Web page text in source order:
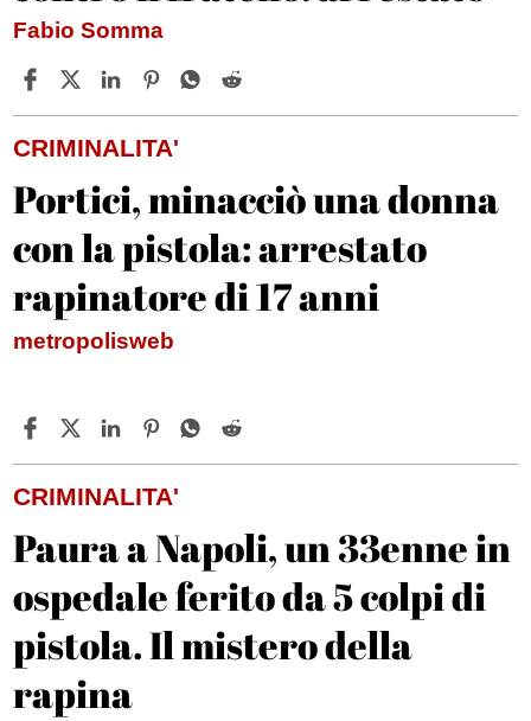
Fabio Somma
CRIMINALITA'
Portici, minacciò una donna
con la pistola: arrestato
rapinatore di 17 anni
metropolisweb
CRIMINALITA'
Paura a Napoli, un 33enne in
ospedale ferito da 5 colpi di
pistola. Il mistero della
rapina